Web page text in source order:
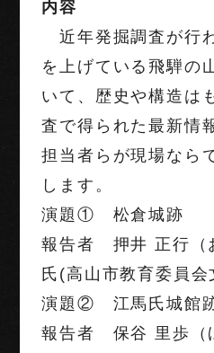
内容
近年発掘調査が行
を上げている飛騨の
いて、歴史や構造は
査で得られた最新情
担当者らが現場なら
します。
演題① 松倉城跡
報告者 押井 正行（
氏(高山市教育委員会
演題② 江馬氏城館
報告者 保谷 里歩（